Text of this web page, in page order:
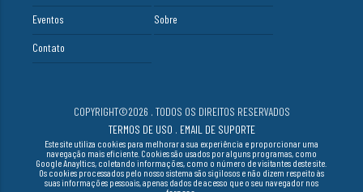
Eventos Sobre
Contato
COPYRIGHT©2026 . TODOS OS DIREITOS RESERVADOS
TERMOS DE USO . EMAIL DE SUPORTE
Este site utiliza cookies para melhorar a sua experiência e proporcionar uma
navegação mais eficiente. Cookies são usados por alguns programas, como
Google Anayltics, coletando informações, como o número de visitantes deste site.
Os cookies processados pelo nosso sistema são sigilosos e não dizem respeito às
suas informações pessoais, apenas dados de acesso que o seu navegador nos